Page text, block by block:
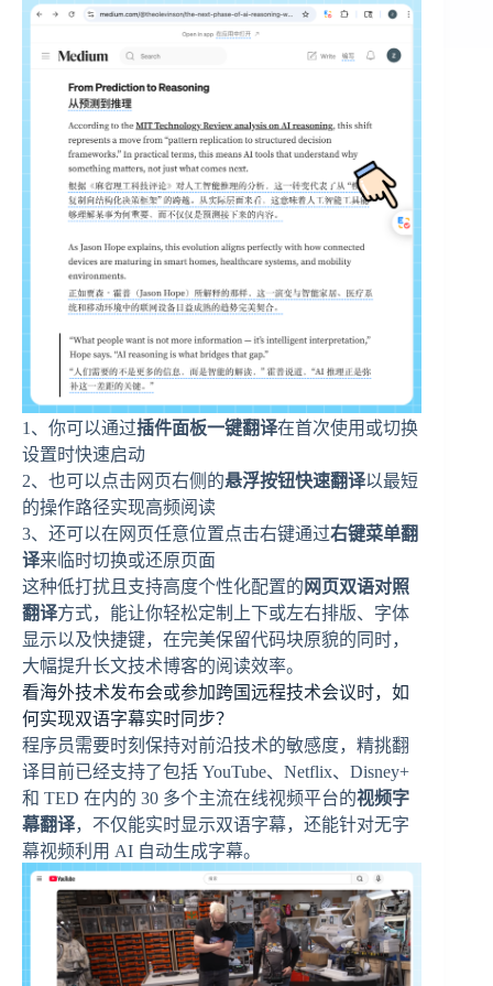
1、你可以通过插件面板一键翻译在首次使用或切换
设置时快速启动
2、也可以点击网页右侧的悬浮按钮快速翻译以最短
的操作路径实现高频阅读
3、还可以在网页任意位置点击右键通过右键菜单翻
译来临时切换或还原页面
这种低打扰且支持高度个性化配置的 网页双语对照
翻译方式，能让你轻松定制上下或左右排版、字体
显示以及快捷键，在完美保留代码块原貌的同时，
大幅提升长文技术博客的阅读效率。
看海外技术发布会或参加跨国远程技术会议时，如
何实现双语字幕实时同步？
程序员需要时刻保持对前沿技术的敏感度，精挑翻
译目前已经支持了包括 YouTube、Netflix、Disney+
和 TED 在内的 30 多个主流在线视频平台的视频字
幕翻译，不仅能实时显示双语字幕，还能针对无字
幕视频利用 AI 自动生成字幕。